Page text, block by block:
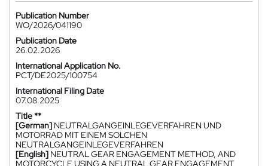
Publication Number
WO/2026/041190
Publication Date
26.02.2026
International Application No.
PCT/DE2025/100754
International Filing Date
07.08.2025
Title **
[German] NEUTRALGANGEINLEGEVERFAHREN UND
MOTORRAD MIT EINEM SOLCHEN
NEUTRALGANGEINLEGEVERFAHREN
[English] NEUTRAL GEAR ENGAGEMENT METHOD, AND
MOTORCYCLE USING A NEUTRAL GEAR ENGAGEMENT